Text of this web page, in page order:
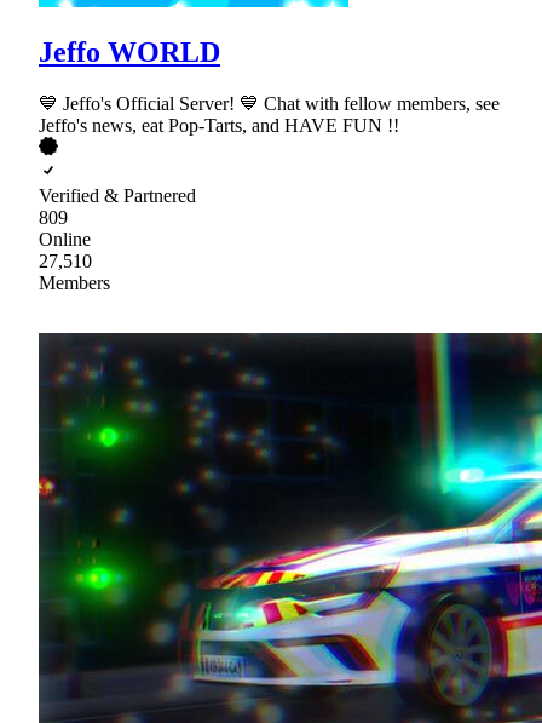
Jeffo WORLD
💙 Jeffo's Official Server! 💙 Chat with fellow members, see
Jeffo's news, eat Pop-Tarts, and HAVE FUN !!
Verified & Partnered
809
Online
27,510
Members